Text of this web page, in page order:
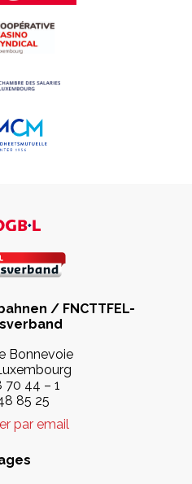
/ FNCTTFEL-
Bonnevoie
70 44 – 1
85 25
par email